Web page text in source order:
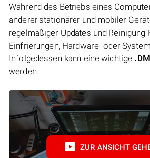
Während des Betriebs eines
anderer stationärer und mobiler
regelmäßiger Updates und Reinigung
Einfrierungen, Hardware- oder
Infolgedessen kann eine wichtige
werden.
ZUR ANSICHT